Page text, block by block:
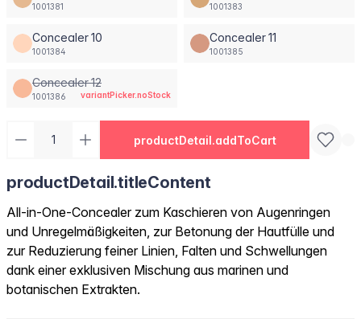
1001381 1001383
Concealer 10
1001384
Concealer 11
1001385
Concealer 12
1001386 variantPicker.noStock
productDetail.addToCart
productDetail.titleContent
All-in-One-Concealer zum Kaschieren von Augenringen
und Unregelmäßigkeiten, zur Betonung der Hautfülle und
zur Reduzierung feiner Linien, Falten und Schwellungen
dank einer exklusiven Mischung aus marinen und
botanischen Extrakten.